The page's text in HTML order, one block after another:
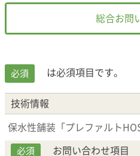
総合お問
必須 は必須項目です。
技術情報
保水性舗装「プレファルト
必須 お問い合わせ項目